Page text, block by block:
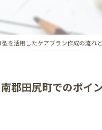
を活用したケアプラン作成の流れ
郡田尻町でのポイ